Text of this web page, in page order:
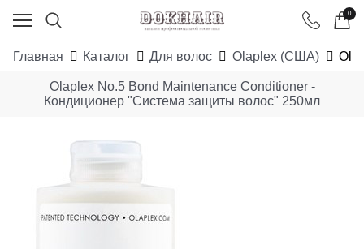
0
Главная Каталог Для волос Olaplex (США)
Olaplex No.5 Bond Maintenance Conditioner -
Кондиционер "Система защиты волос" 250мл